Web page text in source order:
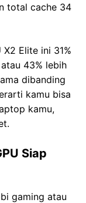
total cache 34
Elite ini 31%
43% lebih
dibanding
kamu bisa
kamu,
Siap
gaming atau